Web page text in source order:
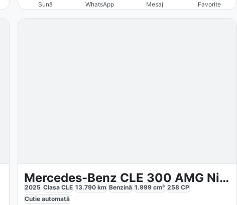
Sună WhatsApp Mesaj Favorite
Mercedes-Benz CLE 300 AMG Night Pano
2025 Clasa CLE 13.790km Benzină 1.999cm³ 258CP
Cutie automată